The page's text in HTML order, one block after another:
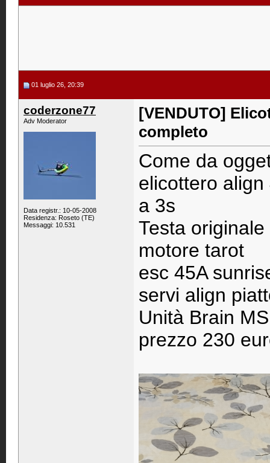
01 luglio 26, 20:39
coderzone77
Adv Moderator
Data registr.: 10-05-2008
Residenza: Roseto (TE)
Messaggi: 10.531
[VENDUTO]
completo
Come da
elicottero
a 3s
Testa
motore tarot
esc 45A
servi align
Unità Brain
prezzo 230